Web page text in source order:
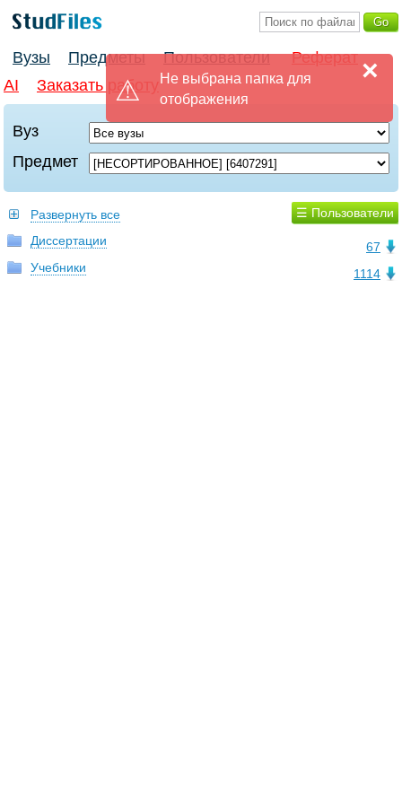
Вузы Предметы Пользователи
Реферат
AI
Заказать работу
Вуз
Предмет
☰ Пользователи
Развернуть все
67
Диссертации
1114
Учебники
×
Не выбрана папка для
отображения